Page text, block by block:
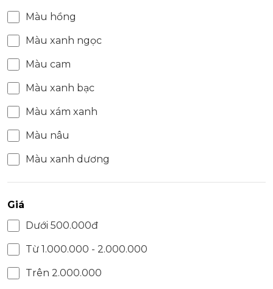
Màu hồng
Màu xanh ngọc
Màu cam
Màu xanh bạc
Màu xám xanh
Màu nâu
Màu xanh dương
Giá
Dưới 500.000đ
Từ 1.000.000 - 2.000.000
Trên 2.000.000